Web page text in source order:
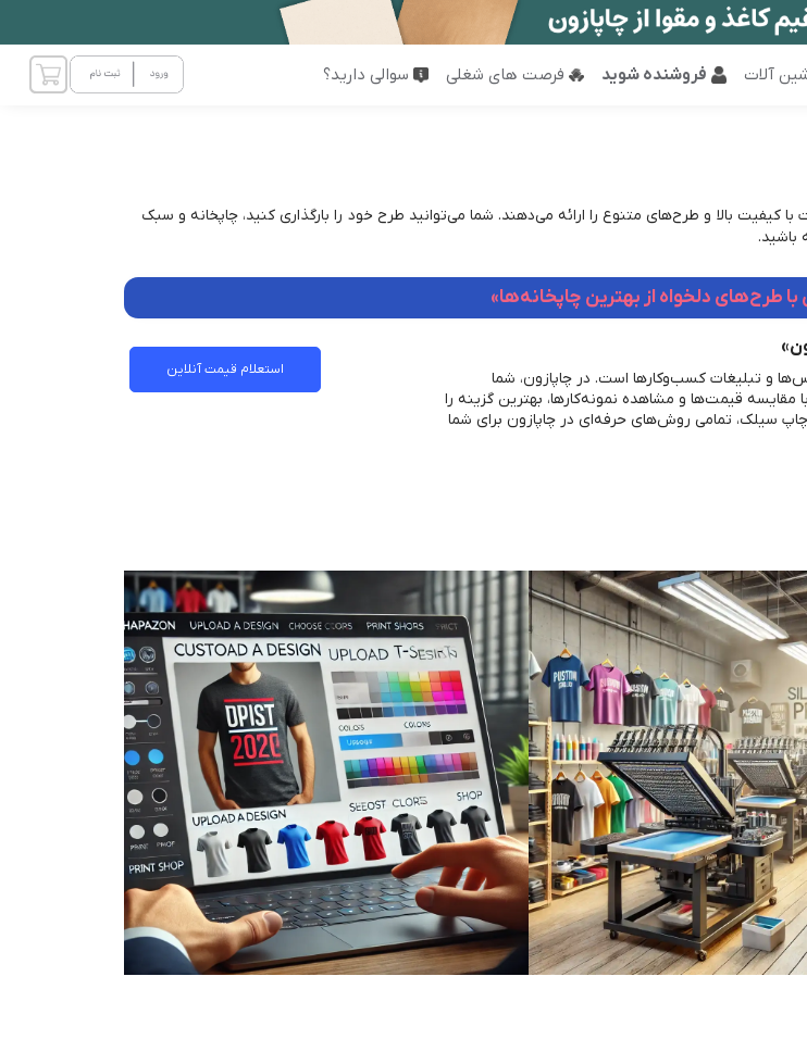
آلات فروشنده شوید فرصت های شغلی سوالی دارید؟
بالا و طرح‌های متنوع را ارائه می‌دهند. شما می‌توانید طرح خود را بارگذاری کنید، چاپخانه و سبک
باشید.
طرح‌های دلخواه از بهترین چاپخانه‌ها»
و تبلیغات کسب‌وکارها است. در چاپازون، شما
قیمت‌ها و مشاهده نمونه‌کارها، بهترین گزینه را
سیلک، تمامی روش‌های حرفه‌ای در چاپازون برای شما
استعلام قیمت آنلاین